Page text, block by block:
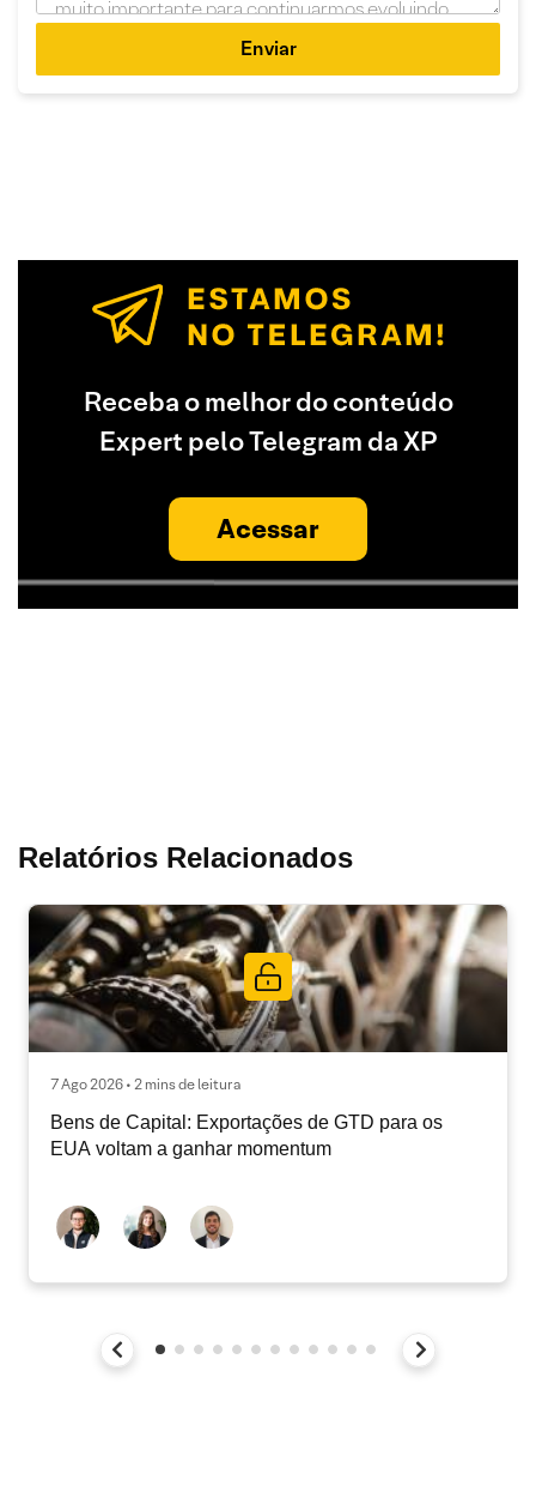
Enviar
Receba o melhor do conteúdo
Expert pelo Telegram da XP
Acessar
Relatórios Relacionados
7 Ago 2026 • 2 mins de leitura
Bens de Capital: Exportações de GTD para os
EUA voltam a ganhar momentum